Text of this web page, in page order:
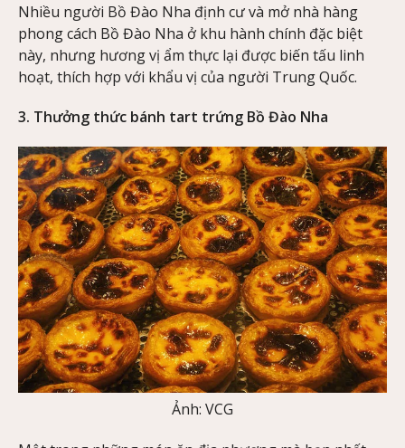
Nhiều người Bồ Đào Nha định cư và mở nhà hàng
phong cách Bồ Đào Nha ở khu hành chính đặc biệt
này, nhưng hương vị ẩm thực lại được biến tấu linh
hoạt, thích hợp với khẩu vị của người Trung Quốc.
3. Thưởng thức bánh tart trứng Bồ Đào Nha
Ảnh: VCG